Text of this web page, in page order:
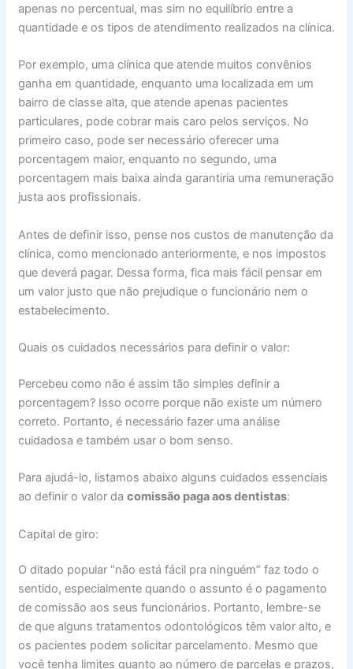
apenas no percentual, mas sim no equilíbrio entre a
quantidade e os tipos de atendimento realizados na clínica.
Por exemplo, uma clínica que atende muitos convênios
ganha em quantidade, enquanto uma localizada em um
bairro de classe alta, que atende apenas pacientes
particulares, pode cobrar mais caro pelos serviços. No
primeiro caso, pode ser necessário oferecer uma
porcentagem maior, enquanto no segundo, uma
porcentagem mais baixa ainda garantiria uma remuneração
justa aos profissionais.
Antes de definir isso, pense nos custos de manutenção da
clínica, como mencionado anteriormente, e nos impostos
que deverá pagar. Dessa forma, fica mais fácil pensar em
um valor justo que não prejudique o funcionário nem o
estabelecimento.
Quais os cuidados necessários para definir o valor:
Percebeu como não é assim tão simples definir a
porcentagem? Isso ocorre porque não existe um número
correto. Portanto, é necessário fazer uma análise
cuidadosa e também usar o bom senso.
Para ajudá-lo, listamos abaixo alguns cuidados essenciais
ao definir o valor da comissão paga aos dentistas:
Capital de giro:
O ditado popular “não está fácil pra ninguém” faz todo o
sentido, especialmente quando o assunto é o pagamento
de comissão aos seus funcionários. Portanto, lembre-se
de que alguns tratamentos odontológicos têm valor alto, e
os pacientes podem solicitar parcelamento. Mesmo que
você tenha limites quanto ao número de parcelas e prazos,